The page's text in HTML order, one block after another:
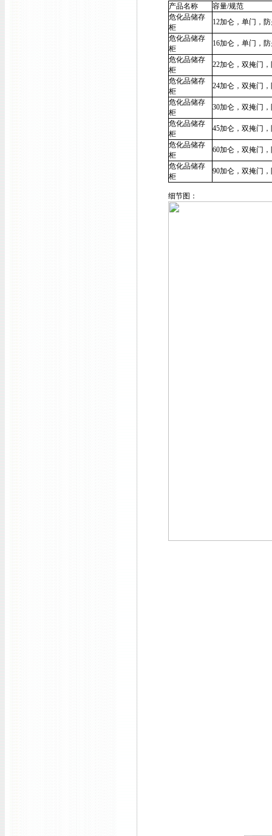
产品名称
容量/规范
危化品储存
柜
12加仑，单门，
危化品储存
柜
16加仑，单门，
危化品储存
柜
22加仑，双掩门 ，
危化品储存
柜
24加仑，双掩门 ，
危化品储存
柜
30加仑，双掩门 ，
危化品储存
柜
45加仑，双掩门 ，
危化品储存
柜
60加仑，双掩门 ，
危化品储存
柜
90加仑，双掩门 ，
细节图：